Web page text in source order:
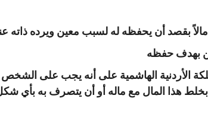
بقصد أن يحفظه له لسبب معين ويرده ذاته
بهدف حفظه
المدني في المملكة الأردنية الهاشمية على أنه يجب
بخلط هذا المال مع ماله أو أن يتصرف به بأي